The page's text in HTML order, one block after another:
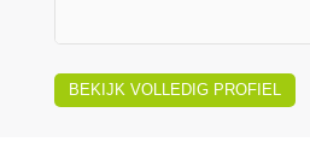
BEKIJK VOLLEDIG PROFIEL